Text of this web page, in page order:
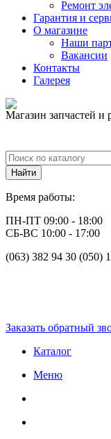
Ремонт
Гарантия и
О магазине
Наши
Вакансии
Контакты
Галерея
Магазин запчастей и
Время работы:
ПН-ПТ 09:00 - 18:00
СБ-ВС 10:00 - 17:00
(063) 382 94 30 (050)
Заказать обратный
Каталог
Меню